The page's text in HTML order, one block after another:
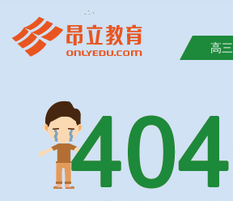
高三